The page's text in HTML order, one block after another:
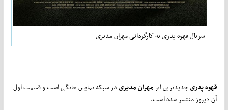
سریال قهوه پدری به کارگردانی مهران مدیری
قهوه پدریجدیدترین اثر مهران مدیریدر شبکه نمایش خانگی است و قسمت اول
آن دیروز منتشر شده است.